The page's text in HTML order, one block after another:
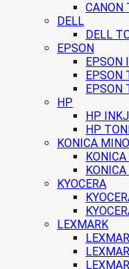
CANON
DELL
DELL
EPSON
EPSON
EPSON
EPSON
HP
HP
HP
KONICA
KYOCERA
LEXMARK